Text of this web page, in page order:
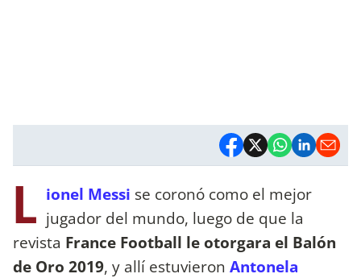
L ionel Messi se coronó como el mejor
jugador del mundo, luego de que la
revista France Football le otorgara el Balón
de Oro 2019, y allí estuvieron Antonela